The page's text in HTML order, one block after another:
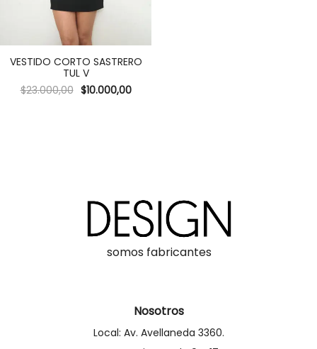
VESTIDO CORTO SASTRERO
TUL V
$23.000,00 $10.000,00
somos fabricantes
Nosotros
Local: Av. Avellaneda 3360.